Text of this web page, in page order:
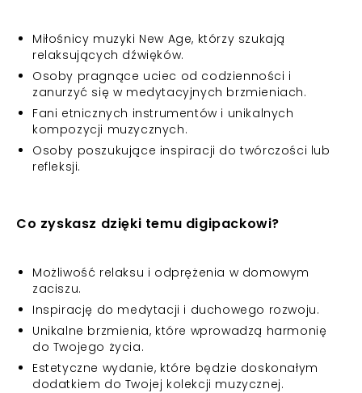
Miłośnicy muzyki New Age, którzy szukają
relaksujących dźwięków.
Osoby pragnące uciec od codzienności i
zanurzyć się w medytacyjnych brzmieniach.
Fani etnicznych instrumentów i unikalnych
kompozycji muzycznych.
Osoby poszukujące inspiracji do twórczości lub
refleksji.
Co zyskasz dzięki temu digipackowi?
Możliwość relaksu i odprężenia w domowym
zaciszu.
Inspirację do medytacji i duchowego rozwoju.
Unikalne brzmienia, które wprowadzą harmonię
do Twojego życia.
Estetyczne wydanie, które będzie doskonałym
dodatkiem do Twojej kolekcji muzycznej.